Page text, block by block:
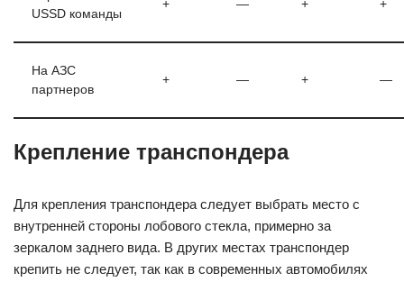
USSD команды
+ — + +
На АЗС
партнеров
+ — + —
Крепление транспондера
Для крепления транспондера следует выбрать место с
внутренней стороны лобового стекла, примерно за
зеркалом заднего вида. В других местах транспондер
крепить не следует, так как в современных автомобилях